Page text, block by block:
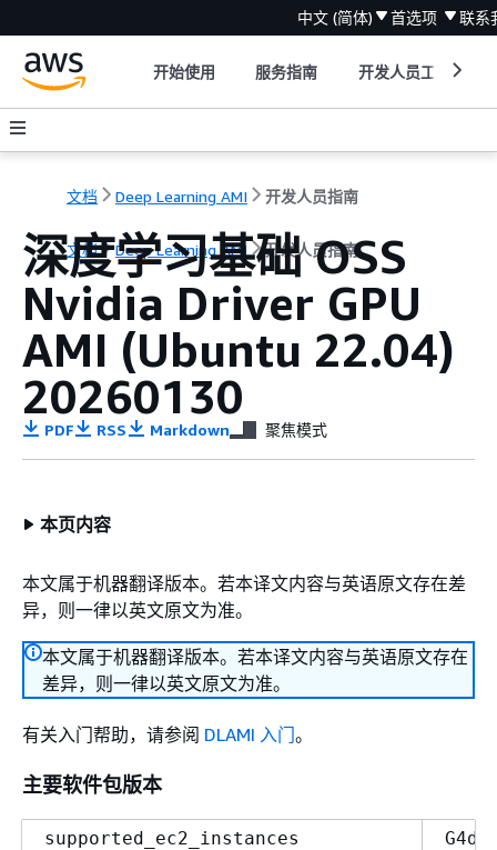
中文 (简体) 首选项 联系
开始使用 服务指南 开发人员工具
文档 Deep Learning AMI 开发人员指南
文档 Deep Learning AMI 开发人员指南
深度学习基础 OSS
Nvidia Driver GPU
AMI (Ubuntu 22.04)
20260130
PDF RSS Markdown 聚焦模式
本页内容
本文属于机器翻译版本。若本译文内容与英语原文存在差
异，则一律以英文原文为准。
本文属于机器翻译版本。若本译文内容与英语原文存在
差异，则一律以英文原文为准。
有关入门帮助，请参阅 DLAMI 入门。
主要软件包版本
supported_ec2_instances